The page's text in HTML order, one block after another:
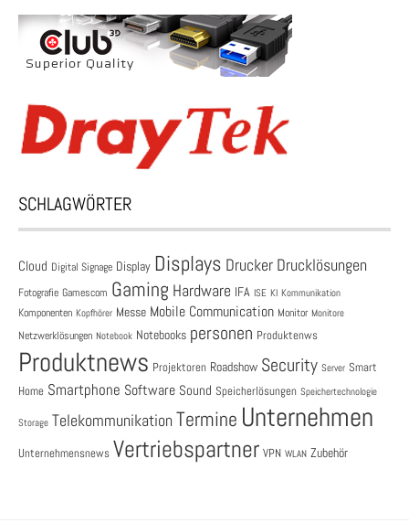
SCHLAGWÖRTER
Cloud Digital Signage Display Displays Drucker Drucklösungen
Fotografie Gamescom Gaming Hardware IFA ISE KI Kommunikation
Komponenten Kopfhörer Messe Mobile Communication Monitor Monitore
Netzwerklösungen Notebook Notebooks personen Produktenws
Produktnews Projektoren Roadshow Security Server Smart
Home Smartphone Software Sound Speicherlösungen Speichertechnologie
Storage Telekommunikation Termine Unternehmen
Unternehmensnews Vertriebspartner VPN WLAN Zubehör